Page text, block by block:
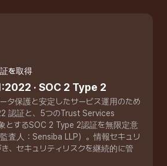
を取得
· SOC 2 Type 2
タ保護と安定したサービス運用のため
認証と、5つのTrust Services
とするSOC 2 Type 2認証を無限定意
査人：Sensiba LLP）。情報セキュリ
、セキュリティリスクを継続的に管